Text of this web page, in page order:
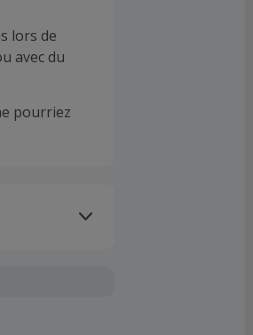
lors de
avec du
pourriez